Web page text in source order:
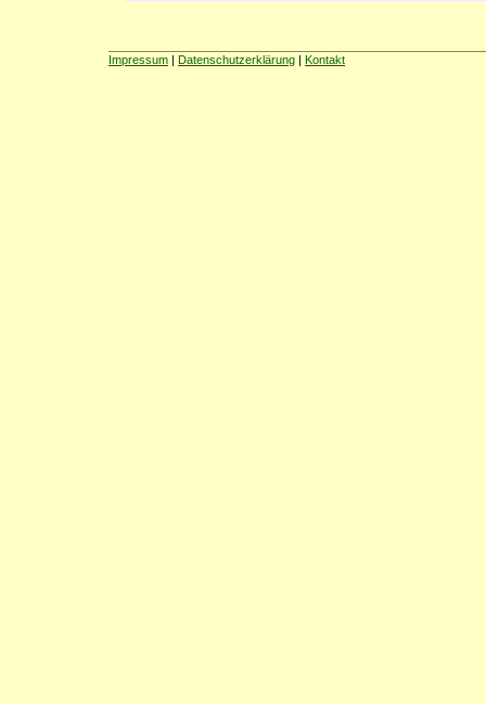
Impressum | Datenschutzerklärung | Kontakt